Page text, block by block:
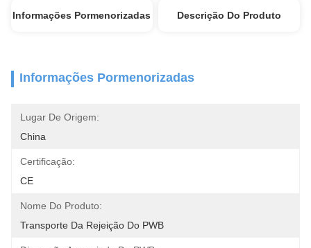
Informações Pormenorizadas Descrição Do Produto
Informações Pormenorizadas
Lugar De Origem:
China
Certificação:
CE
Nome Do Produto:
Transporte Da Rejeição Do PWB